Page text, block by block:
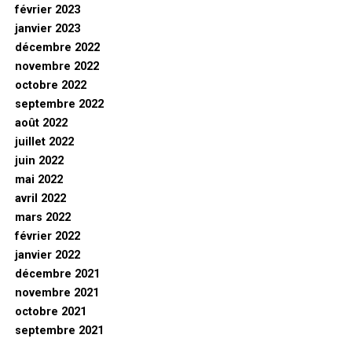
février 2023
janvier 2023
décembre 2022
novembre 2022
octobre 2022
septembre 2022
août 2022
juillet 2022
juin 2022
mai 2022
avril 2022
mars 2022
février 2022
janvier 2022
décembre 2021
novembre 2021
octobre 2021
septembre 2021